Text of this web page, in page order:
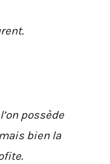
possède
bien la